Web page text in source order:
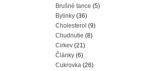
Brušné tance (5)
Bylinky (36)
Cholesterol (9)
Chudnutie (8)
Cirkev (21)
Články (6)
Cukrovka (26)